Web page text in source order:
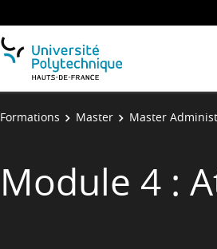
Formations Master Master
Module 4 :